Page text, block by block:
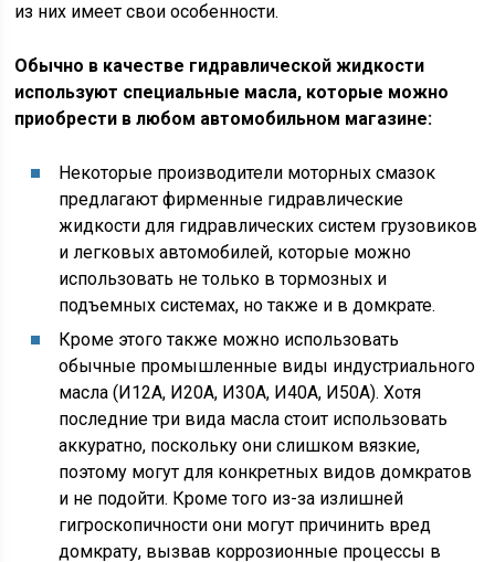
из них имеет свои особенности.
Обычно в качестве гидравлической жидкости
используют специальные масла, которые можно
приобрести в любом автомобильном магазине:
Некоторые производители моторных смазок
предлагают фирменные гидравлические
жидкости для гидравлических систем грузовиков
и легковых автомобилей, которые можно
использовать не только в тормозных и
подъемных системах, но также и в домкрате.
Кроме этого также можно использовать
обычные промышленные виды индустриального
масла (И12А, И20А, И30А, И40А, И50А). Хотя
последние три вида масла стоит использовать
аккуратно, поскольку они слишком вязкие,
поэтому могут для конкретных видов домкратов
и не подойти. Кроме того из-за излишней
гигроскопичности они могут причинить вред
домкрату, вызвав коррозионные процессы в